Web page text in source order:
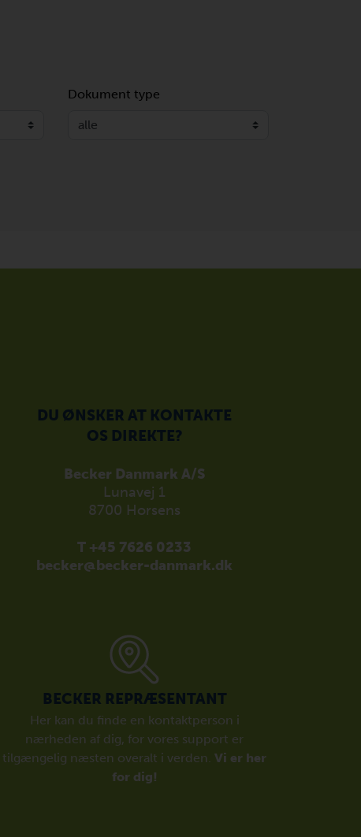
Dokument type
DU ØNSKER AT KONTAKTE
OS DIREKTE?
Becker Danmark A/S
Lunavej 1
8700 Horsens
T +45 7626 0233
becker@becker-danmark.dk
BECKER REPRÆSENTANT
Her kan du finde en kontaktperson i
nærheden af dig, for vores support er
tilgængelig næsten overalt i verden. Vi er her
for dig!